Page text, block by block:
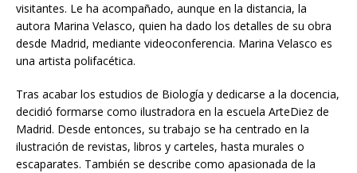
visitantes. Le ha acompañado, aunque en la distancia, la
autora Marina Velasco, quien ha dado los detalles de su obra
desde Madrid, mediante videoconferencia. Marina Velasco es
una artista polifacética.
Tras acabar los estudios de Biología y dedicarse a la docencia,
decidió formarse como ilustradora en la escuela ArteDiez de
Madrid. Desde entonces, su trabajo se ha centrado en la
ilustración de revistas, libros y carteles, hasta murales o
escaparates. También se describe como apasionada de la